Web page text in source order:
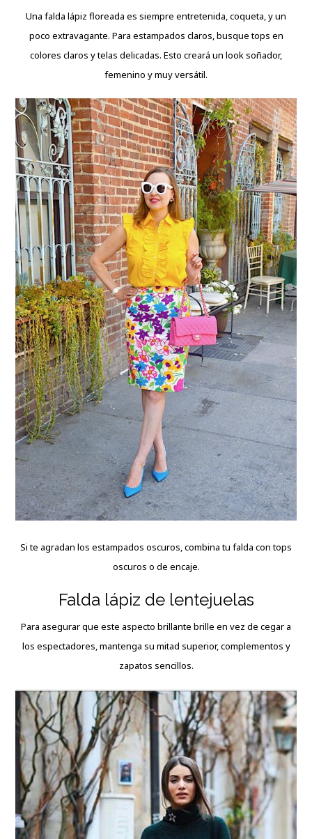
Una falda lápiz floreada es siempre entretenida, coqueta, y un
poco extravagante. Para estampados claros, busque tops en
colores claros y telas delicadas. Esto creará un look soñador,
femenino y muy versátil.
Si te agradan los estampados oscuros, combina tu falda con tops
oscuros o de encaje.
Falda lápiz de lentejuelas
Para asegurar que este aspecto brillante brille en vez de cegar a
los espectadores, mantenga su mitad superior, complementos y
zapatos sencillos.